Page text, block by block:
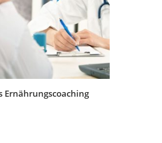
Ernährungscoaching